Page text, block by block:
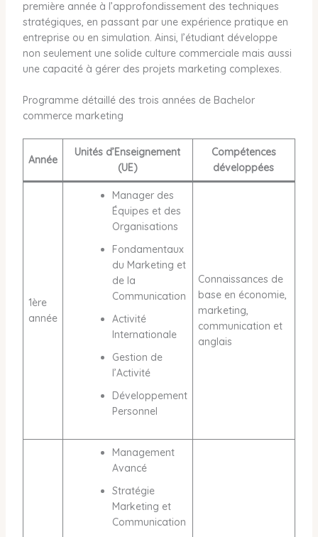
première année à l’approfondissement des techniques
stratégiques, en passant par une expérience pratique en
entreprise ou en simulation. Ainsi, l’étudiant développe
non seulement une solide culture commerciale mais aussi
une capacité à gérer des projets marketing complexes.
Programme détaillé des trois années de Bachelor
commerce marketing
Année
Unités d’Enseignement
(UE)
Compétences
développées
1ère
année
Manager des
Équipes et des
Organisations
Fondamentaux
du Marketing et
de la
Communication
Activité
Internationale
Gestion de
l’Activité
Développement
Personnel
Connaissances de
base en économie,
marketing,
communication et
anglais
Management
Avancé
Stratégie
Marketing et
Communication